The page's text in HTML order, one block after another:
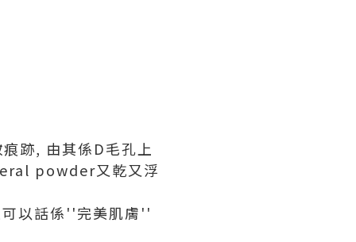
跡, 由其係D毛孔上
powder又乾又浮
可以話係''完美肌膚''